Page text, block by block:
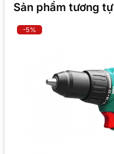
Sản phẩm tương tự
-5%